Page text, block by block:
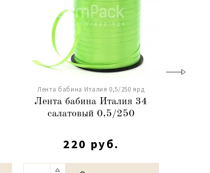
Лента бабина Италия 0,5/250 ярд
Лента бабина Италия 34
салатовый 0,5/250
220 руб.